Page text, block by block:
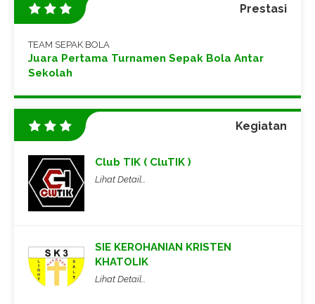
Prestasi
TEAM SEPAK BOLA
Juara Pertama Turnamen Sepak Bola Antar
Sekolah
Kegiatan
Club TIK ( CluTIK )
Lihat Detail...
SIE KEROHANIAN KRISTEN
KHATOLIK
Lihat Detail...